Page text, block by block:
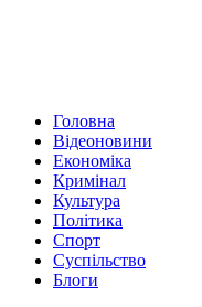
Головна
Відеоновини
Економіка
Кримінал
Культура
Політика
Спорт
Суспільство
Блоги